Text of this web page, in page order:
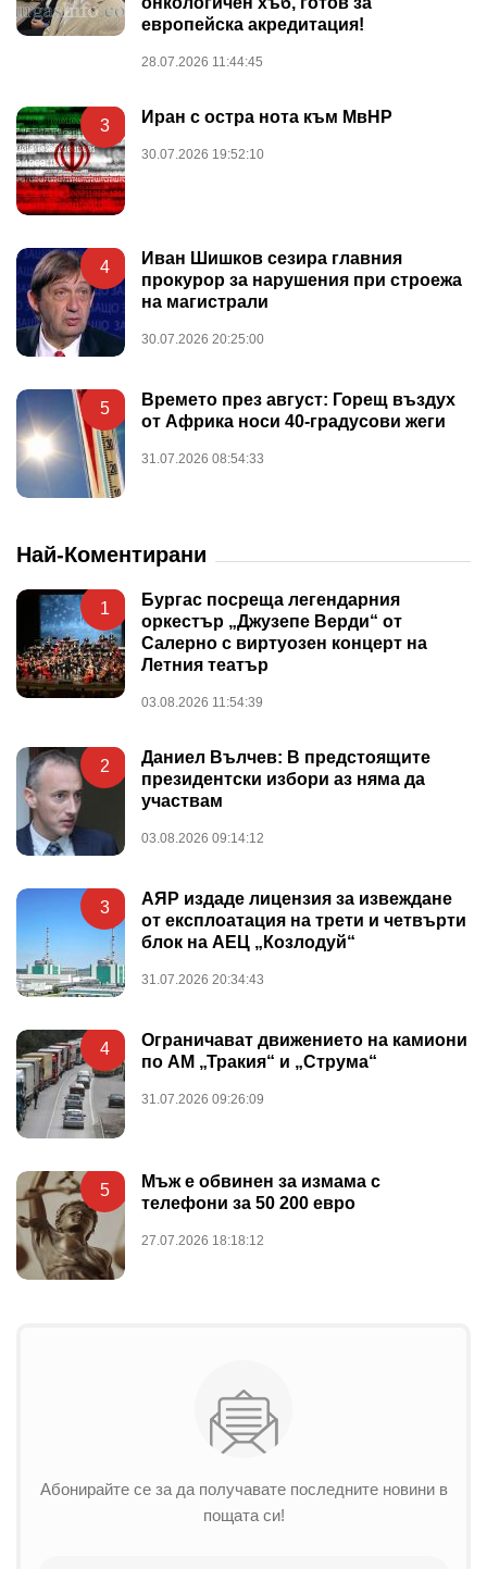
европейска акредитация!
28.07.2026 11:44:45
3 Иран с остра нота към МвНР
30.07.2026 19:52:10
4
Иван Шишков сезира главния
прокурор за нарушения при строежа
на магистрали
30.07.2026 20:25:00
5
Времето през август: Горещ въздух
от Африка носи 40-градусови жеги
31.07.2026 08:54:33
Най-Коментирани
1
Бургас посреща легендарния
оркестър „Джузепе Верди“ от
Салерно с виртуозен концерт на
Летния театър
03.08.2026 11:54:39
2
Даниел Вълчев: В предстоящите
президентски избори аз няма да
участвам
03.08.2026 09:14:12
3
АЯР издаде лицензия за извеждане
от експлоатация на трети и четвърти
блок на АЕЦ „Козлодуй“
31.07.2026 20:34:43
4
Ограничават движението на камиони
по АМ „Тракия“ и „Струма“
31.07.2026 09:26:09
5
Мъж е обвинен за измама с
телефони за 50 200 евро
27.07.2026 18:18:12
Абонирайте се за да получавате последните новини в
пощата си!